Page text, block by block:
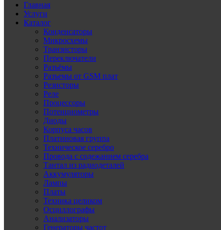
Главная
Услуги
Каталог
Конденсаторы
Микросхемы
Транзисторы
Переключатели
Разъёмы
Разъемы от GSM плат
Резисторы
Реле
Процессоры
Потенциометры
Диоды
Корпуса часов
Платиновая группа
Техническое серебро
Провода с содежанием серебра
Тантал из радиодеталей
Аккумуляторы
Лампы
Платы
Техника целиком
Осциллографы
Анализаторы
Генераторы частот